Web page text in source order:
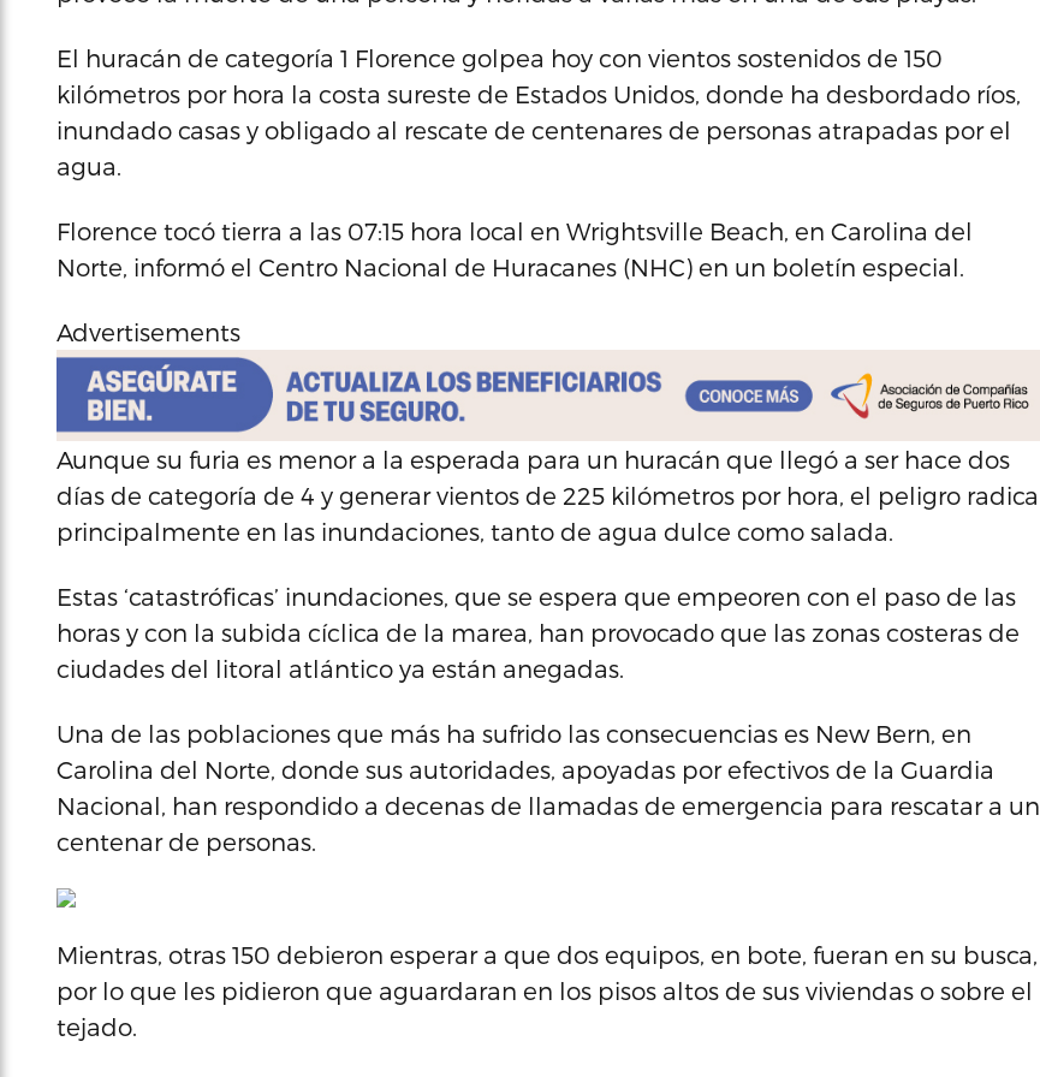
El huracán de categoría 1 Florence golpea hoy con vientos sostenidos de 150
kilómetros por hora la costa sureste de Estados Unidos, donde ha desbordado ríos,
inundado casas y obligado al rescate de centenares de personas atrapadas por el
agua.
Florence tocó tierra a las 07:15 hora local en Wrightsville Beach, en Carolina del
Norte, informó el Centro Nacional de Huracanes (NHC) en un boletín especial.
Advertisements
Aunque su furia es menor a la esperada para un huracán que llegó a ser hace dos
días de categoría de 4 y generar vientos de 225 kilómetros por hora, el peligro radica
principalmente en las inundaciones, tanto de agua dulce como salada.
Estas ‘catastróficas’ inundaciones, que se espera que empeoren con el paso de las
horas y con la subida cíclica de la marea, han provocado que las zonas costeras de
ciudades del litoral atlántico ya están anegadas.
Una de las poblaciones que más ha sufrido las consecuencias es New Bern, en
Carolina del Norte, donde sus autoridades, apoyadas por efectivos de la Guardia
Nacional, han respondido a decenas de llamadas de emergencia para rescatar a un
centenar de personas.
Mientras, otras 150 debieron esperar a que dos equipos, en bote, fueran en su busca,
por lo que les pidieron que aguardaran en los pisos altos de sus viviendas o sobre el
tejado.